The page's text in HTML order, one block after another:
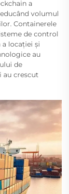
a
volumul
Containerele
de control
locației și
au
de
au crescut